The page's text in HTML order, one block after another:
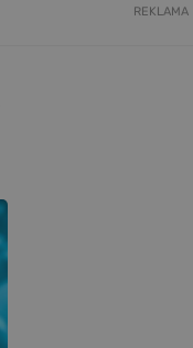
REKLAMA